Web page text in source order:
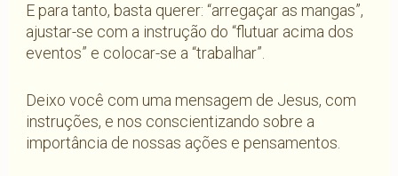
E para tanto, basta querer: “arregaçar as mangas”,
ajustar-se com a instrução do “flutuar acima dos
eventos” e colocar-se a “trabalhar”.
Deixo você com uma mensagem de Jesus, com
instruções, e nos conscientizando sobre a
importância de nossas ações e pensamentos.